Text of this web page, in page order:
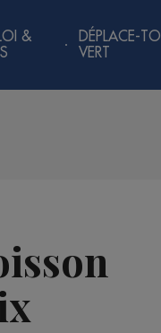
&
DÉPLACE-TOI
VERT